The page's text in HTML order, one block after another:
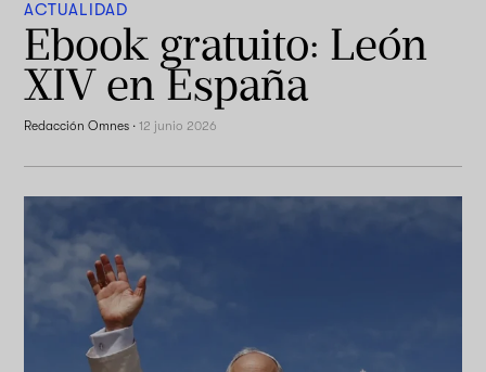
ACTUALIDAD
Ebook gratuito: León
XIV en España
Redacción Omnes ·12 junio 2026